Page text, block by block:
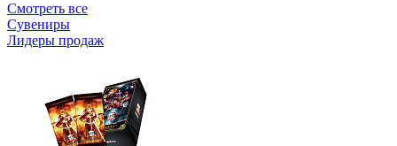
Смотреть все
Сувениры
Лидеры продаж